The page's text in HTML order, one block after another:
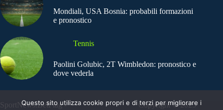
Mondiali, USA Bosnia: probabili formazioni
e pronostico
Tennis
Paolini Golubic, 2T Wimbledon: pronostico e
dove vederla
SportNews.BetFlag -
Copyright © 2025
Questo sito utilizza cookie propri e di terzi per migliorare i